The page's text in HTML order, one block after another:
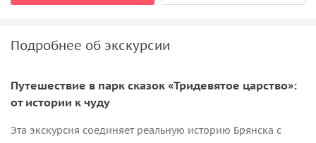
Подробнее об экскурсии
Путешествие в парк сказок «Тридевятое царство»:
от истории к чуду
Эта экскурсия соединяет реальную историю Брянска с